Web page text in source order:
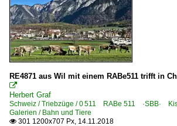
RE4871 aus Wil mit einem RABe511 trifft in

Herbert Graf
Schweiz / Triebzüge / 0 511 RABe 511 ·SBB·
Galerien / Bahn und Tiere
 301 1200x707 Px, 14.11.2018